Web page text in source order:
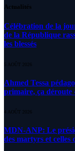
Actualités
Célébration de la
de la République
les blessés
5 AOÛT 2026
Ahmed Tessa
primaire, ça déroute
4 AOÛT 2026
MDN-ANP: Le
des martyrs et celles